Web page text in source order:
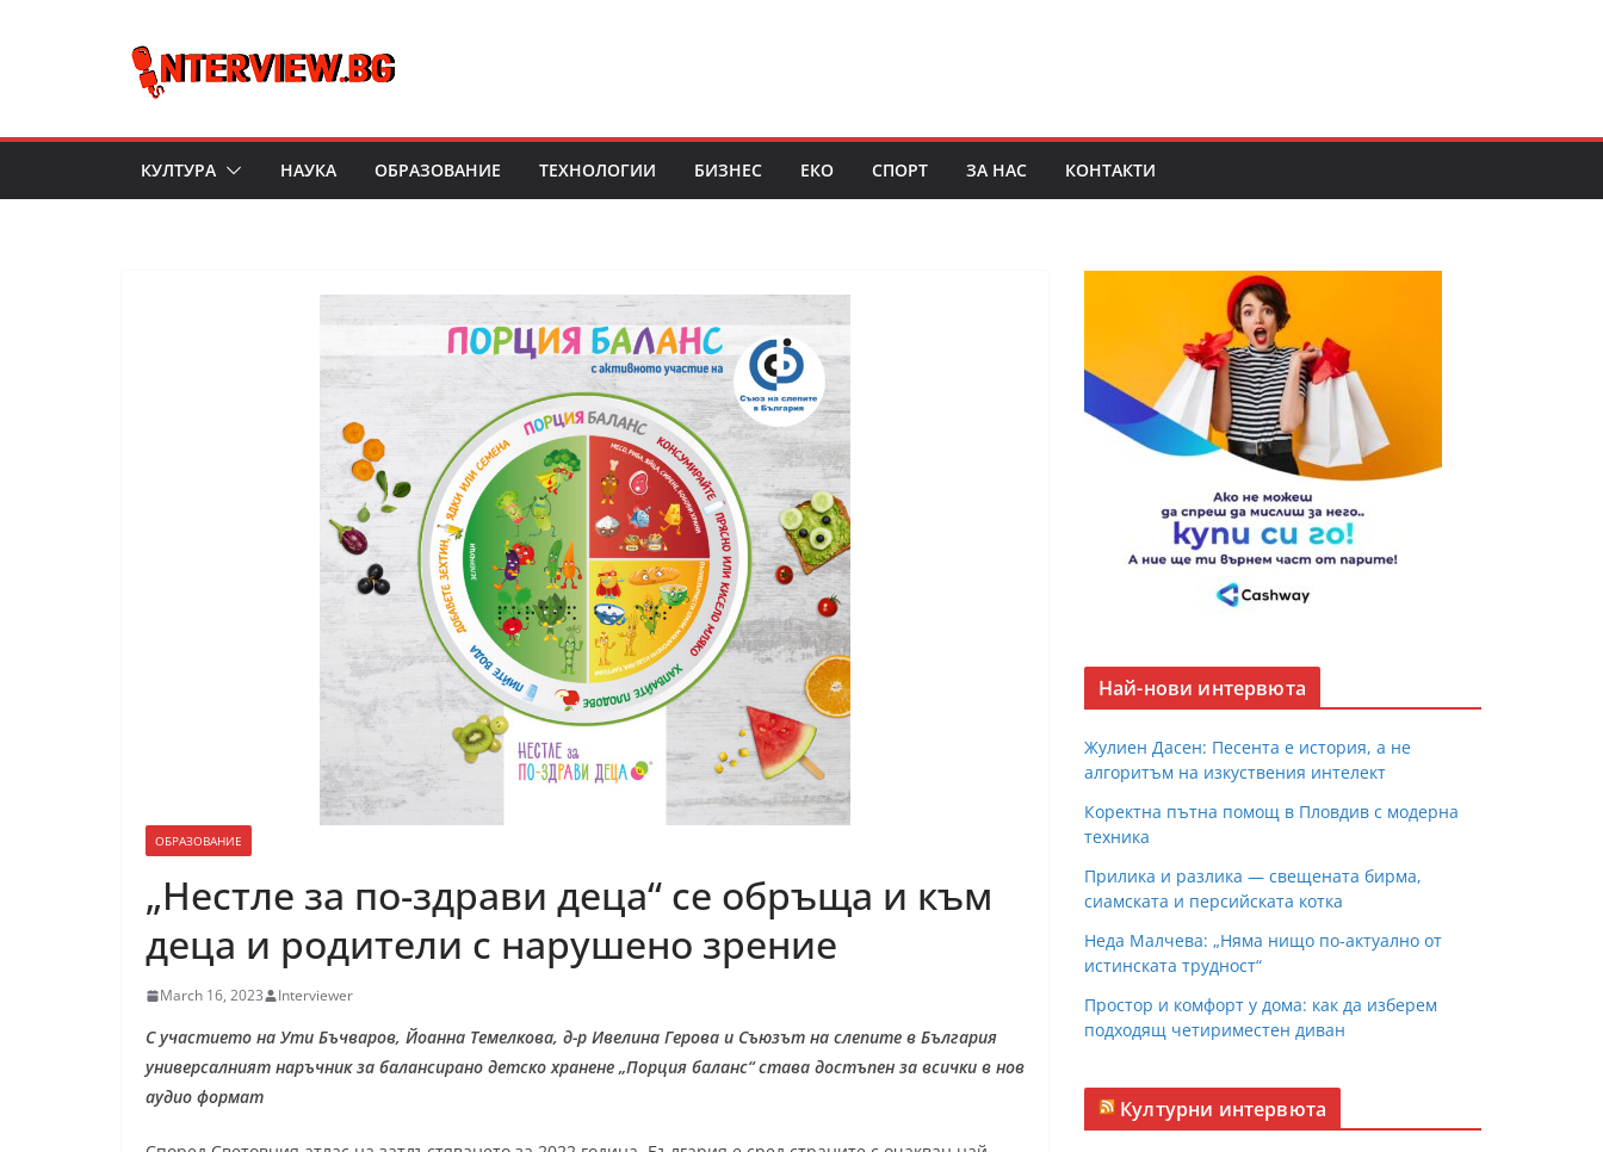
КУЛТУРА НАУКА ОБРАЗОВАНИЕ ТЕХНОЛОГИИ БИЗНЕС ЕКО СПОРТ ЗА НАС КОНТАКТИ
ОБРАЗОВАНИЕ
„Нестле за по-здрави деца“ се обръща и към
деца и родители с нарушено зрение
March 16, 2023 Interviewer
С участието на Ути Бъчваров, Йоанна Темелкова, д-р Ивелина Герова и Съюзът на слепите в България
универсалният наръчник за балансирано детско хранене „Порция баланс“ става достъпен за всички в нов
аудио формат
Най-нови интервюта
Жулиен Дасен: Песента е история, а не
алгоритъм на изкуствения интелект
Коректна пътна помощ в Пловдив с модерна
техника
Прилика и разлика — свещената бирма,
сиамската и персийската котка
Неда Малчева: „Няма нищо по-актуално от
истинската трудност“
Простор и комфорт у дома: как да изберем
подходящ четириместен диван
Културни интервюта